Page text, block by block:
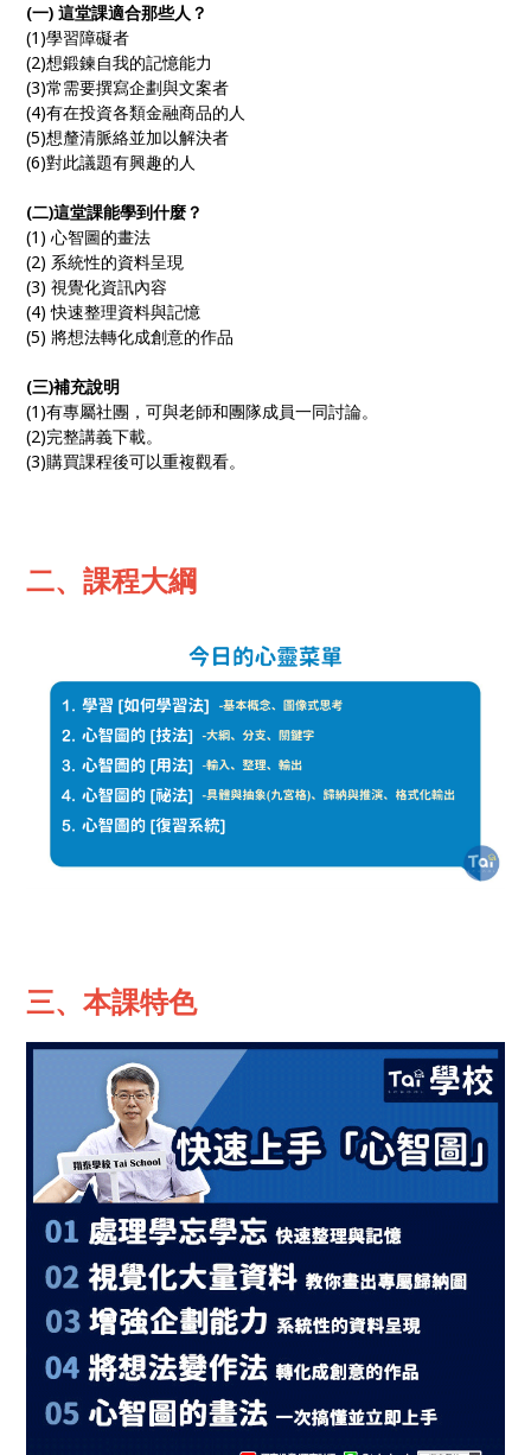
(一) 這堂課適合那些人？
(1)學習障礙者
(2)想鍛鍊自我的記憶能力
(3)常需要撰寫企劃與文案者
(4)有在投資各類金融商品的人
(5)想釐清脈絡並加以解決者
(6)對此議題有興趣的人
(二)這堂課能學到什麼？
(1) 心智圖的畫法
(2) 系統性的資料呈現
(3) 視覺化資訊內容
(4) 快速整理資料與記憶
(5) 將想法轉化成創意的作品
(三)補充說明
(1)有專屬社團，可與老師和團隊成員一同討論。
(2)完整講義下載。
(3)購買課程後可以重複觀看。
二、課程大綱
三、本課特色